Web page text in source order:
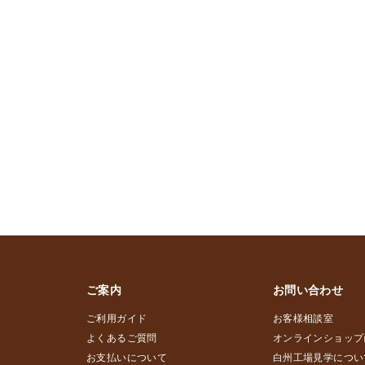
ご案内
ご利用ガイド
よくあるご質問
お支払いについて
お問い合わせ
お客様相談室
オンラインショッ
白州工場見学につ